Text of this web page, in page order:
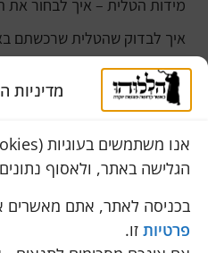
מדיניות
הגלישה באתר, ולאסוף
בכניסה לאתר, אתם מאשרים
פרטיות זו.
מידות הטלית – איך לבחור
איך לבדוק שהטלית שרכשתם באמת 100% צמר
למה נהוג לקנות טלית לחתן
כמה עולה טלית לחתן
סוגי טליתות
שירות לקוחות
050-774-8845
הכחול 10 א.ת, כנות